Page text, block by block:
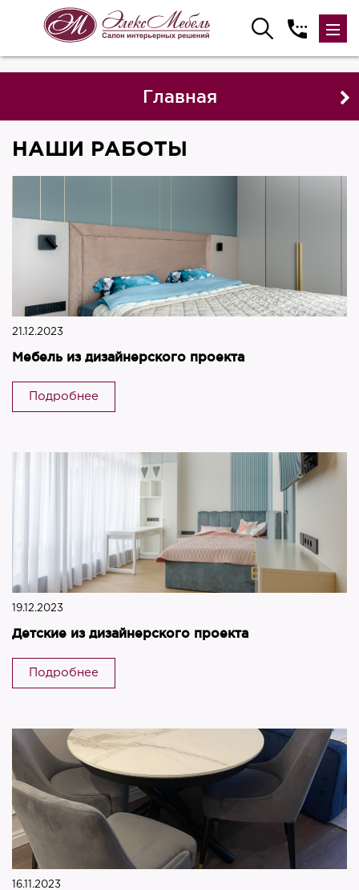
Главная
НАШИ РАБОТЫ
21.12.2023
Мебель из дизайнерского проекта
Подробнее
19.12.2023
Детские из дизайнерского проекта
Подробнее
16.11.2023